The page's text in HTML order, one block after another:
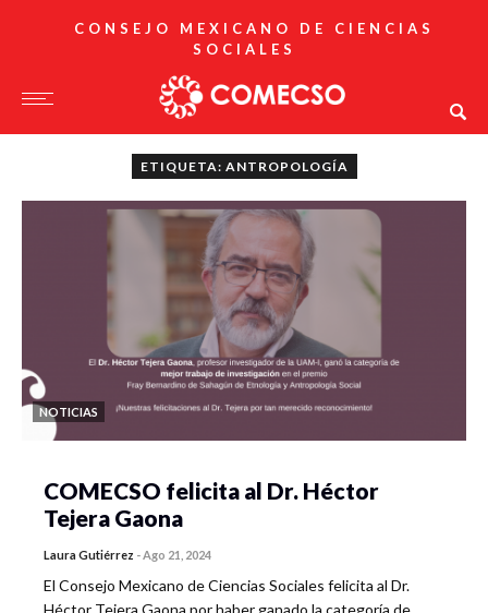
CONSEJO MEXICANO DE CIENCIAS
SOCIALES
ETIQUETA: ANTROPOLOGÍA
NOTICIAS
COMECSO felicita al Dr. Héctor
Tejera Gaona
Laura Gutiérrez -Ago 21, 2024
El Consejo Mexicano de Ciencias Sociales felicita al Dr.
Héctor Tejera Gaona por haber ganado la categoría de